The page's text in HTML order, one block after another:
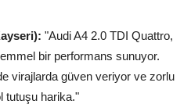
"Audi A4 2.0 TDI Quattro,
bir performans sunuyor.
virajlarda güven veriyor ve zorlu
tutuşu harika."